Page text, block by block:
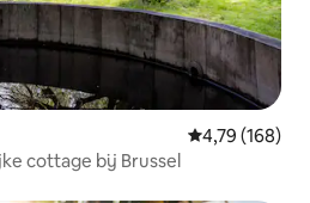
Gemiddelde
4,79 (168)
cottage bij Brussel